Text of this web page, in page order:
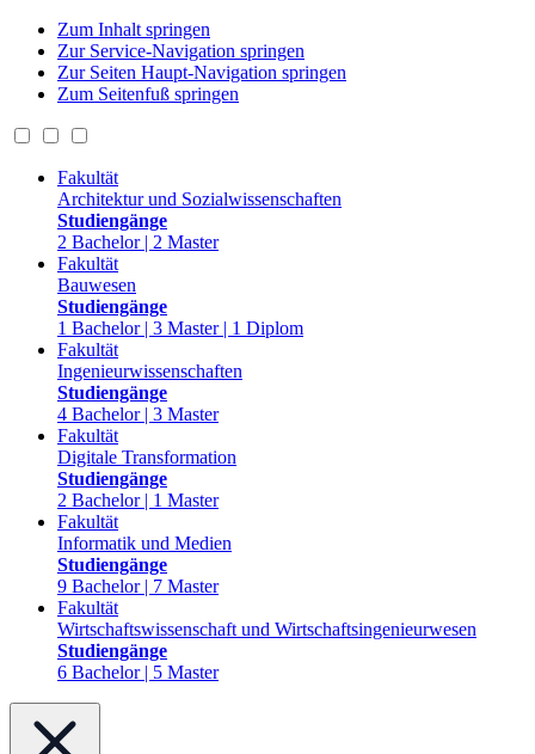
Zum Inhalt springen
Zur Service-Navigation springen
Zur Seiten Haupt-Navigation springen
Zum Seitenfuß springen
Fakultät
Architektur und Sozialwissenschaften
Studiengänge
2 Bachelor | 2 Master
Fakultät
Bauwesen
Studiengänge
1 Bachelor | 3 Master | 1 Diplom
Fakultät
Ingenieurwissenschaften
Studiengänge
4 Bachelor | 3 Master
Fakultät
Digitale Transformation
Studiengänge
2 Bachelor | 1 Master
Fakultät
Informatik und Medien
Studiengänge
9 Bachelor | 7 Master
Fakultät
Wirtschaftswissenschaft und Wirtschaftsingenieurwesen
Studiengänge
6 Bachelor | 5 Master